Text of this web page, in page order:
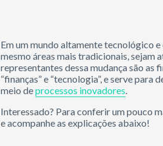
Em um mundo altamente tecnológico
mesmo áreas mais tradicionais, sejam
representantes dessa mudança são
“finanças” e “tecnologia”, e serve
meio deprocessos inovadores.
Interessado? Para conferir um pouco
e acompanhe as explicações abaixo!